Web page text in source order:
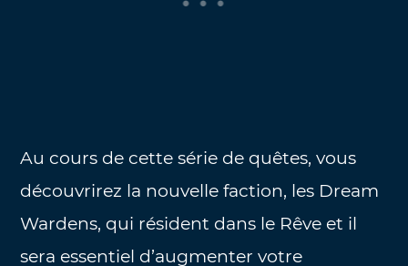
Au cours de cette série de quêtes, vous
découvrirez la nouvelle faction, les Dream
Wardens, qui résident dans le Rêve et il
sera essentiel d’augmenter votre